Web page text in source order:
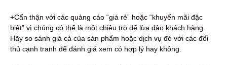
+Cẩn thận với các quảng cáo “giá rẻ” hoặc “khuyến mãi đặc
biệt” vì chúng có thể là một chiêu trò để lừa đảo khách hàng.
Hãy so sánh giá cả của sản phẩm hoặc dịch vụ đó với các đối
thủ cạnh tranh để đánh giá xem có hợp lý hay không.